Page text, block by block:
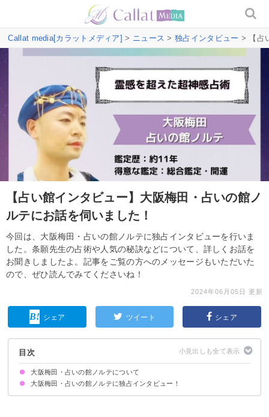
Callat media[カラットメディア] > ニュース >独占インタビュー > 【占
【占い館インタビュー】大阪梅田・占いの館ノ
ルテにお話を伺いました！
今回は、大阪梅田・占いの館ノルテに独占インタビューを行いま
した。条願先生の占術や人気の秘訣などについて、詳しくお話を
お聞きしましたよ。記事をご覧の方へのメッセージもいただいた
ので、ぜひ読んでみてくださいね！
2024年06月05日 更新
シェア ツイート シェア
目次
大阪梅田・占いの館ノルテについて
大阪梅田・占いの館ノルテに独占インタビュー！
占い館としての理念やビジョンを教えてください
理念やビジョンのために占い館として取り組んでいることはありますか？
占い館のサービス内容やコースの概要を教えてください
利用者はどのような方が多いですか？
「これだけは他社のサービスに負けない」といった強みや魅力を教えてくだ
占い館に在籍している先生について教えてください！
先生が人気な理由を教えてください！